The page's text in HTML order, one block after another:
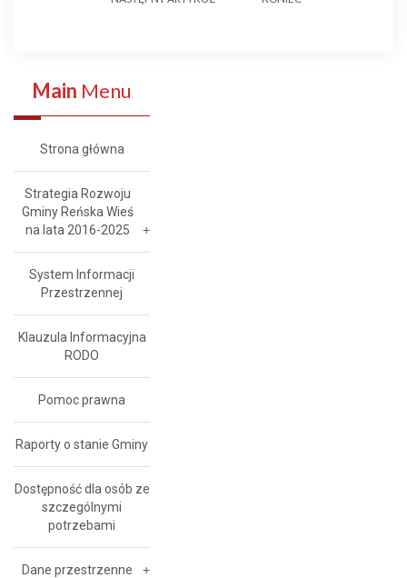
Main Menu
Strona główna
Strategia Rozwoju
Gminy Reńska Wieś
na lata 2016-2025
System Informacji
Przestrzennej
Klauzula Informacyjna
RODO
Pomoc prawna
Raporty o stanie Gminy
Dostępność dla osób ze
szczególnymi
potrzebami
Dane przestrzenne